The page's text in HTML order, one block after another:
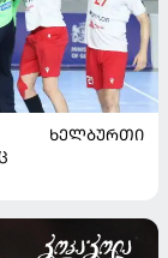
ᲮᲔᲚᲑᲣᲠᲗᲘ